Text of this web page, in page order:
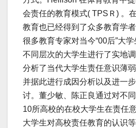
会责任的教育模式( TPSＲ) 。
教育也已经得到了众多教育学
很多教育专家对当今“00后”大
不同层次的大学生进行了实地
分析了当代大学生责任意识薄
并据此进行成因分析以及进一
讨。董少敏、陈正良通过对不
10所高校的在校大学生在责任
大学生对高校责任教育的认识